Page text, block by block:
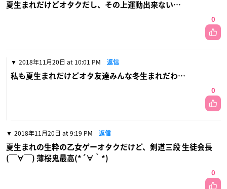
夏生まれだけどオタクだし、その上運動出来ない…
0
2018年11月20日 at 10:01 PM 返信
私も夏生まれだけどオタ友達みんな冬生まれだわ…
0
2018年11月20日 at 9:19 PM 返信
夏生まれの生粋の乙女ゲーオタクだけど、剣道三段 生徒会長
(￣∀￣) 薄桜鬼最高(*´∀｀*)
0